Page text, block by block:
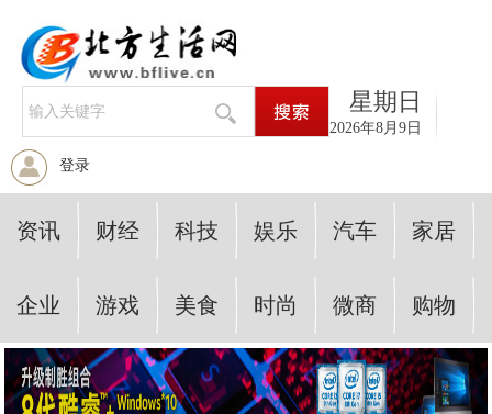
星期日
2026年8月9日
登录
资讯 财经 科技 娱乐 汽车 家居
企业 游戏 美食 时尚 微商 购物